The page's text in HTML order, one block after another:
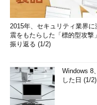
2015年、セキュリティ業界に
震をもたらした「標的型攻撃
振り返る (1/2)
Windows 8
した日 (1/2)